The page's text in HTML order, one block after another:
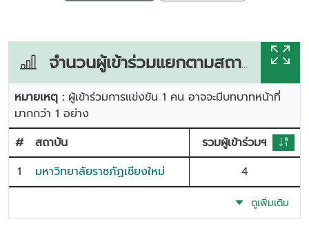
จำนวนผู้เข้าร่วมแยกตามสถาบัน
หมายเหตุ : ผู้เข้าร่วมการแข่งขัน 1 คน อาจจะมีบทบาทหน้าที่
มากกว่า 1 อย่าง
#
สถาบัน
รวมผู้เข้าร่วมฯ
1
มหาวิทยาลัยราชภัฏเชียงใหม่ 4
ดูเพิ่มเติม